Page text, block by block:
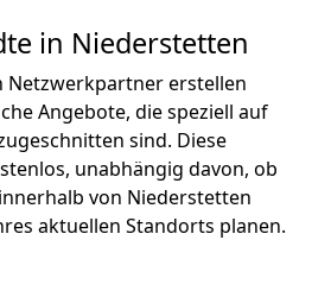
in Niederstetten
Netzwerkpartner erstellen
Angebote, die speziell auf
sind. Diese
unabhängig davon, ob
von Niederstetten
aktuellen Standorts planen.